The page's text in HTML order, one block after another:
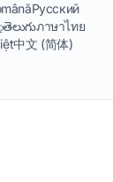
Русский
తెలుగుภาษาไทย
中文 (简体)